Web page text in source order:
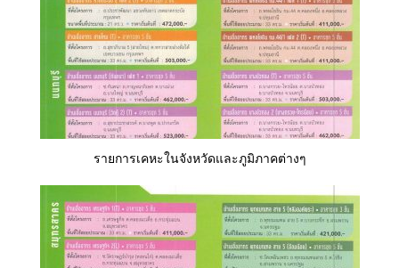
รายการเคหะในจังหวัดและภูมิภาคต่างๆ